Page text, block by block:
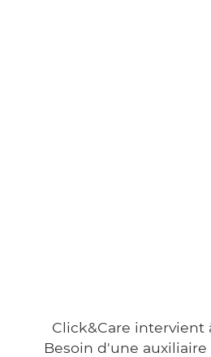
Click&Care intervient
Besoin d'une